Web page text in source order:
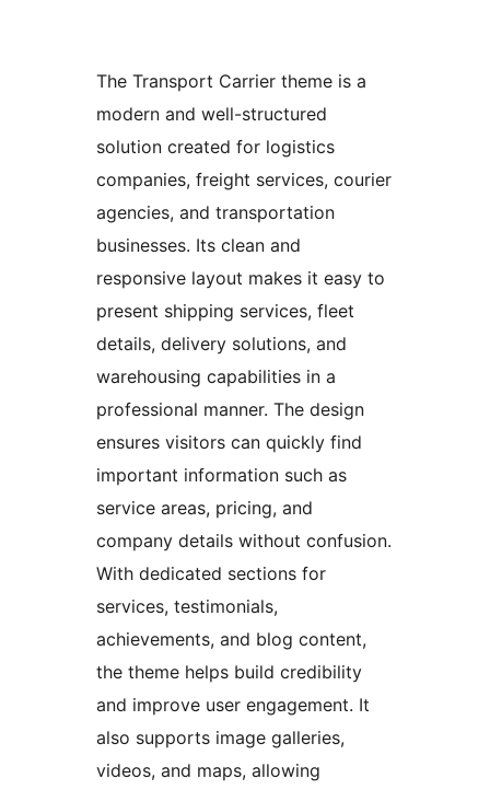
The Transport Carrier theme is a
modern and well-structured
solution created for logistics
companies, freight services, courier
agencies, and transportation
businesses. Its clean and
responsive layout makes it easy to
present shipping services, fleet
details, delivery solutions, and
warehousing capabilities in a
professional manner. The design
ensures visitors can quickly find
important information such as
service areas, pricing, and
company details without confusion.
With dedicated sections for
services, testimonials,
achievements, and blog content,
the theme helps build credibility
and improve user engagement. It
also supports image galleries,
videos, and maps, allowing